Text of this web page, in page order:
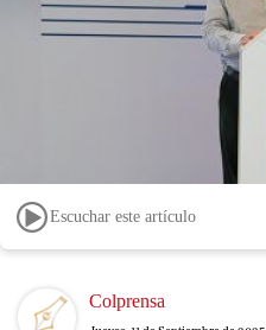
Escuchar este artículo
Image Colprensa